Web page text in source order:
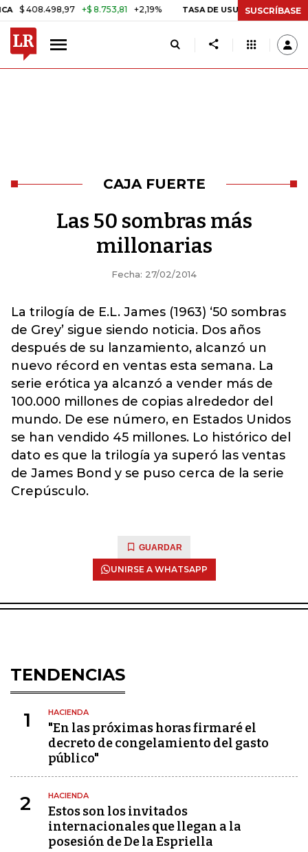
+$ 8.753,81 +2,19% TASA DE USURA CRÉDITOSUSCRÍBASE
CAJA FUERTE
Las 50 sombras más
millonarias
Fecha: 27/02/2014
La trilogía de E.L. James (1963) ‘50 sombras
de Grey’ sigue siendo noticia. Dos años
después de su lanzamiento, alcanzó un
nuevo récord en ventas esta semana. La
serie erótica ya alcanzó a vender más de
100.000 millones de copias alrededor del
mundo. De ese número, en Estados Unidos
se han vendido 45 millones. Lo histórico del
dato es que la trilogía ya superó las ventas
de James Bond y se puso cerca de la serie
Crepúsculo.
GUARDAR
UNIRSE A WHATSAPP
TENDENCIAS
1 HACIENDA
"En las próximas horas firmaré el
decreto de congelamiento del gasto
público"
2 HACIENDA
Estos son los invitados
internacionales que llegan a la
posesión de De la Espriella